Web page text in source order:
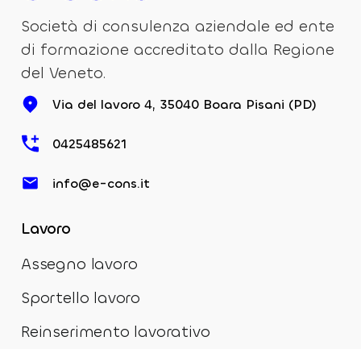
Società di consulenza aziendale ed ente
di formazione accreditato dalla Regione
del Veneto.
Via del lavoro 4, 35040 Boara Pisani (PD)
0425485621
info@e-cons.it
Lavoro
Assegno lavoro
Sportello lavoro
Reinserimento lavorativo